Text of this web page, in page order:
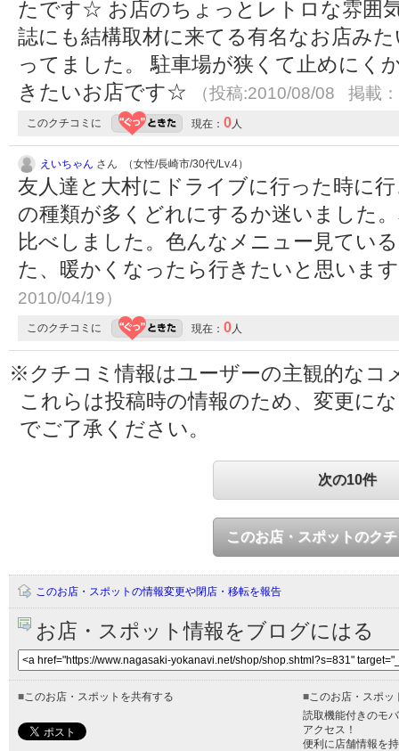
たです☆ お店のちょっとレトロな雰囲
誌にも結構取材に来てる有名なお店み
ってました。 駐車場が狭くて止めにく
きたいお店です☆
（投稿:2010/08/08 掲載
このクチコミに 現在： 0人
えいちゃん さん （女性/長崎市/30代/Lv.4）
友人達と大村にドライブに行った時に
の種類が多くどれにするか迷いました
比べしました。色んなメニュー見てい
た、暖かくなったら行きたいと思いま
2010/04/19）
このクチコミに 現在： 0人
※クチコミ情報はユーザーの主観的なコ
これらは投稿時の情報のため、変更に
でご了承ください。
次の10件
このお店・スポットのク
このお店・スポットの情報変更や閉店・移転を報告
お店・スポット情報をブログにはる
■このお店・スポットを共有する ■このお店・スポッ
読取機能付きのモ
アクセス！
便利に店舗情報を